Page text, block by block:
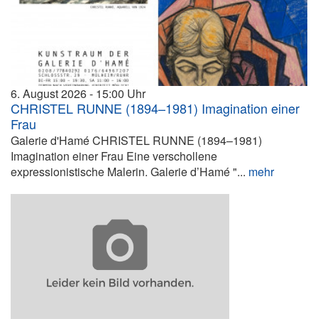
6. August 2026 15:00
CHRISTEL RUNNE (1894–1981) Imagination einer
Frau
Galerie d'Hamé CHRISTEL RUNNE (1894–1981)
Imagination einer Frau Eine verschollene
expressionistische Malerin. Galerie d’Hamé "... mehr